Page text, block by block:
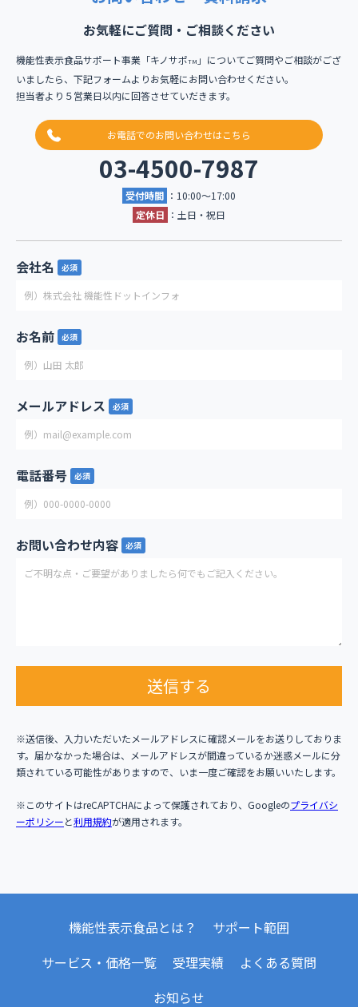
お気軽にご質問・ご相談ください
機能性表示食品サポート事業「キノサポTM 」についてご質問やご相談がござ
いましたら、下記フォームよりお気軽にお問い合わせください。
担当者より５営業日以内に回答させていだきます。
お電話でのお問い合わせはこちら
03-4500-7987
受付時間 ：10:00〜17:00
定休日 ：土日・祝日
会社名 必須
お名前 必須
メールアドレス 必須
電話番号 必須
お問い合わせ内容 必須
送信する
※送信後、入力いただいたメールアドレスに確認メールをお送りしておりま
す。届かなかった場合は、メールアドレスが間違っているか迷惑メールに分
類されている可能性がありますので、いま一度ご確認をお願いいたします。
※このサイトはreCAPTCHAによって保護されており、Googleのプライバシ
ーポリシーと利用規約が適用されます。
機能性表示食品とは？
サポート範囲
サービス・価格一覧
受理実績
よくある質問
お知らせ